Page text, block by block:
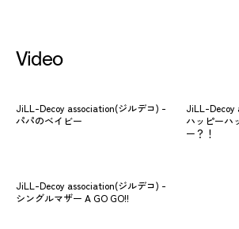
Video
JiLL-Decoy association(ジルデコ) -
パパのベイビー
JiLL-Decoy
ハッピーハ
ー？！
JiLL-Decoy association(ジルデコ) -
シングルマザー A GO GO!!